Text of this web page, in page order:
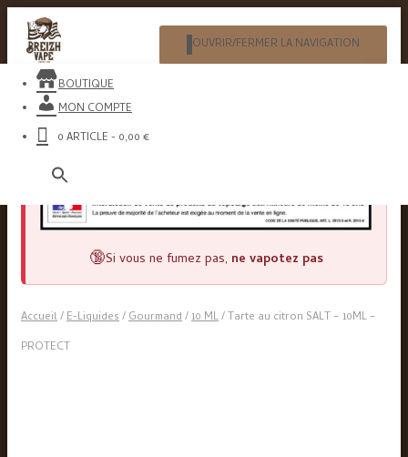
OUVRIR/FERMER LA NAVIGATION
​BOUTIQUE
MON COMPTE
0 ARTICLE
0,00 €
🔞Si vous ne fumez pas, ne vapotez pas
Accueil/E-Liquides/Gourmand/10 ML/ Tarte au citron SALT – 10ML –
PROTECT